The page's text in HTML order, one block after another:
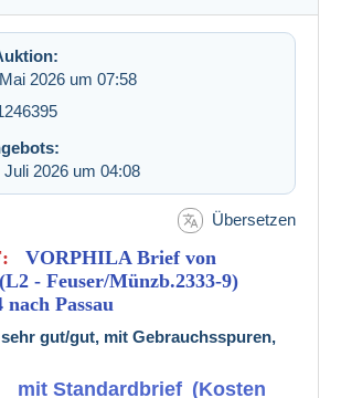
2026 um 07:58
2026 um 04:08
Übersetzen
VORPHILA Brief von
- Feuser/Münzb.2333-9)
nach Passau
gut/gut, mit Gebrauchsspuren,
mit Standardbrief (Kosten